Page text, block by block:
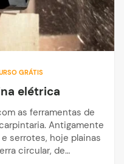
GRÁTIS
elétrica
as ferramentas de
Antigamente
serrotes, hoje plainas
circular, de…